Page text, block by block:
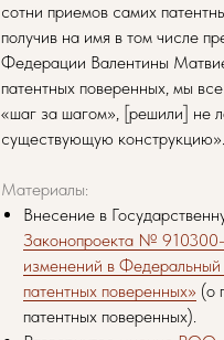
сотни приемов самих
получив на имя в том числе
Федерации Валентины
патентных поверенных, мы
«шаг за шагом», [решили] не
существующую конструкцию».
Материалы:
Внесение в
Законопроекта №
изменений в
патентных поверенных» (о
патентных поверенных).